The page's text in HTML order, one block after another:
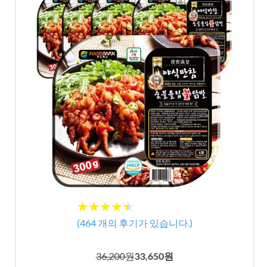
★★★★★
★★★★★
(464개의 후기가 있습니다.)
36,200원33,650원